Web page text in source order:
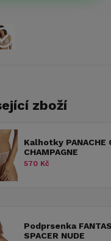
zboží
Kalhotky PANACHE
CHAMPAGNE
570 Kč
Podprsenka
SPACER NUDE